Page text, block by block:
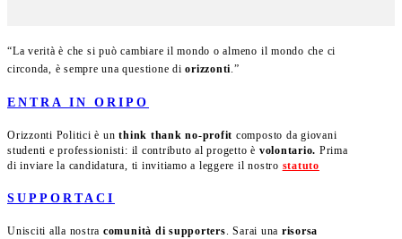
“La verità è che si può cambiare il mondo o almeno il mondo che ci
circonda, è sempre una questione diorizzonti .”
ENTRA IN ORIPO
Orizzonti Politici è unthink thank no-profit composto da giovani
studenti e professionisti: il contributo al progetto è volontario. Prima
di inviare la candidatura, ti invitiamo a leggere il nostro statuto
SUPPORTACI
Unisciti alla nostra comunità di supporters. Sarai una risorsa